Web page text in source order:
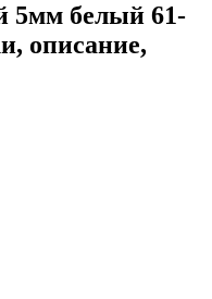
5мм белый 61-
описание,